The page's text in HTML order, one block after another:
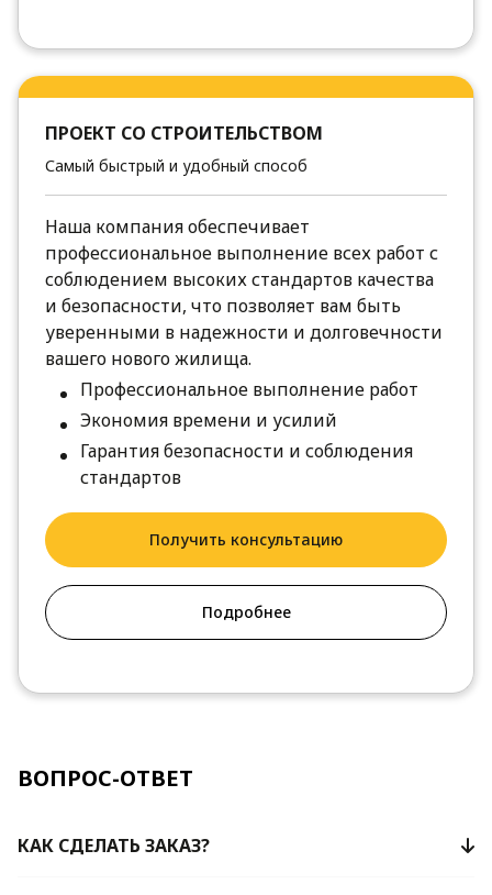
ПРОЕКТ СО СТРОИТЕЛЬСТВОМ
Самый быстрый и удобный способ
Наша компания обеспечивает
профессиональное выполнение всех работ с
соблюдением высоких стандартов качества
и безопасности, что позволяет вам быть
уверенными в надежности и долговечности
вашего нового жилища.
Профессиональное выполнение работ
Экономия времени и усилий
Гарантия безопасности и соблюдения
стандартов
Получить консультацию
Подробнее
ВОПРОС-ОТВЕТ
КАК СДЕЛАТЬ ЗАКАЗ?